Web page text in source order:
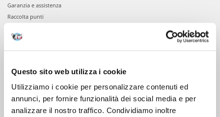
Questo sito web utilizza i cookie
Utilizziamo i cookie per personalizzare contenuti ed
annunci, per fornire funzionalità dei social media e per
analizzare il nostro traffico. Condividiamo inoltre
Garanzia e assistenza
Raccolta punti
Servizio clienti